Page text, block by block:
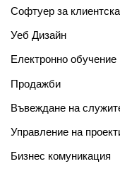
Софтуер за
Уеб Дизайн
Електронно обучение
Продажби
Въвеждане на
Управление на
Бизнес комуникация